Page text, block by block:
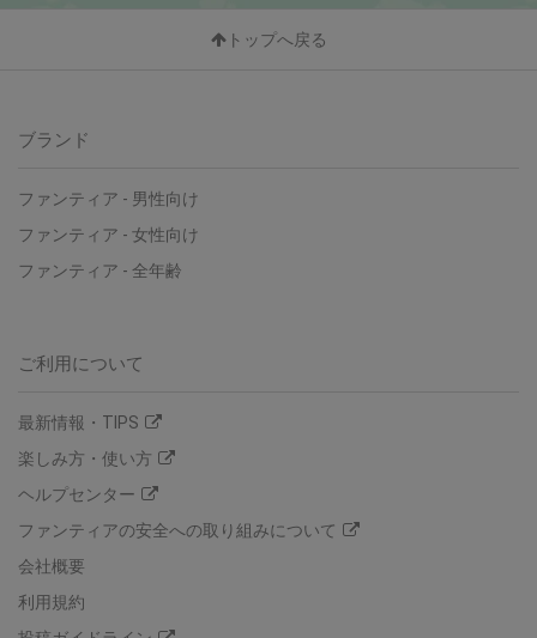
トップへ戻る
ブランド
ファンティア - 男性向け
ファンティア - 女性向け
ファンティア - 全年齢
ご利用について
最新情報・TIPS
楽しみ方・使い方
ヘルプセンター
ファンティアの安全への取り組みについて
会社概要
利用規約